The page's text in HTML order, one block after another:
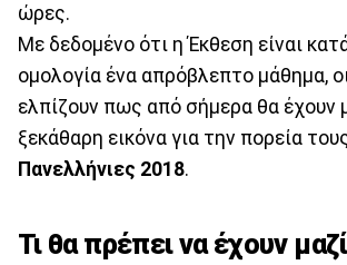
ώρες.
Με δεδομένο ότι η Έκθεση είναι
ομολογία ένα απρόβλεπτο μάθημα,
ελπίζουν πως από σήμερα θα έχουν
ξεκάθαρη εικόνα για την πορεία
Πανελλήνιες 2018.
Τι θα πρέπει να έχουν